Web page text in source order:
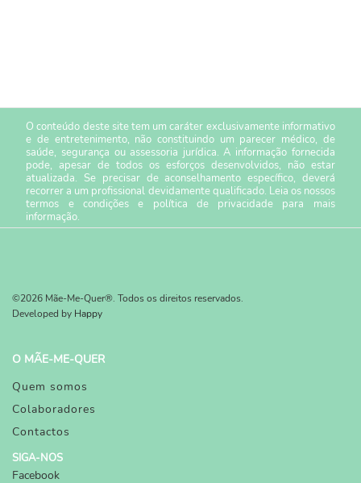
O conteúdo deste site tem um caráter exclusivamente informativo
e de entretenimento, não constituindo um parecer médico, de
saúde, segurança ou assessoria jurídica. A informação fornecida
pode, apesar de todos os esforços desenvolvidos, não estar
atualizada. Se precisar de aconselhamento específico, deverá
recorrer a um profissional devidamente qualificado. Leia os nossos
termos e condiçõese política de privacidade para mais
informação.
©2026 Mãe-Me-Quer®. Todos os direitos reservados.
Developed by Happy
O MÃE-ME-QUER
Quem somos
Colaboradores
Contactos
SIGA-NOS
Facebook